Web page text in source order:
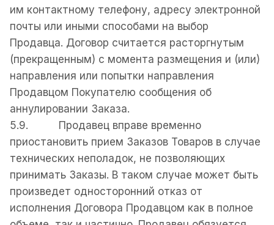
им контактному телефону, адресу электронной
пoчты или иными способами на выбор
Продавца. Договор считается расторгнутым
(прекращенным) с момента размещения и (или)
направления или попытки направления
Продавцом Покупателю сообщения об
аннулировании Заказа.
5.9. Продавец вправе временно
приостановить прием Заказов Товаров в случае
технических неполадок, не позволяющих
принимать Заказы. В таком случае может быть
произведет односторонний отказ от
исполнения Договора Продавцом как в полное